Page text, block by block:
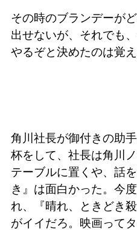
その時のブランデーが
出せないが、それでも
やるぞと決めたのは覚え
角川社長が御付きの助
杯をして、社長は角川
テーブルに置くや、話
き』は面白かった。今
れ、『晴れ、ときどき
がイイだろ。映画って